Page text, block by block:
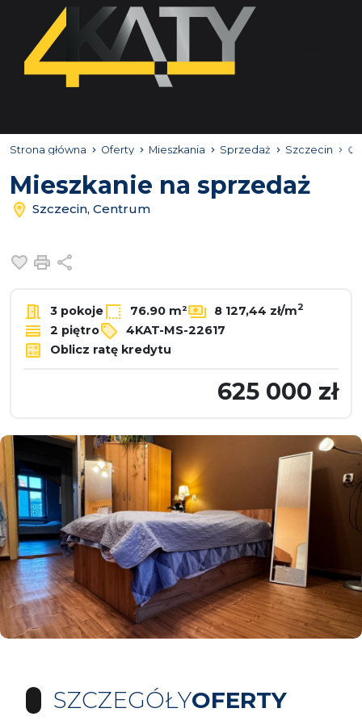
Strona główna Oferty Mieszkania Sprzedaż Szczecin
Mieszkanie na sprzedaż
Szczecin, Centrum
Dodaj do ulubionych
Drukuj
3 pokoje 76.90 m² 8 127,44 zł/m2
2 piętro
4KAT-MS-22617
Oblicz ratę kredytu
625 000 zł
SZCZEGÓŁYOFERTY